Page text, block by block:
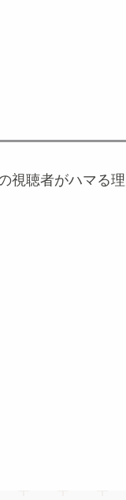
視聴者がハマる